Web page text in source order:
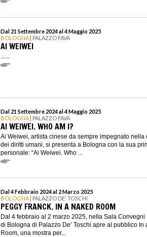
Dal 21 Settembre 2024 al 4 Maggio 2025
BOLOGNA | PALAZZO FAVA
AI WEIWEI
......
Dal 21 Settembre 2024 al 4 Maggio 2025
BOLOGNA | PALAZZO FAVA
AI WEIWEI. WHO AM I?
Ai Weiwei, artista cinese da sempre impegnato nella
dei diritti umani, si presenta a Bologna con la sua
personale: “Ai Weiwei. Who ...
Dal 4 Febbraio 2024 al 2 Marzo 2025
BOLOGNA | PALAZZO DE' TOSCHI
PEGGY FRANCK. IN A NAKED ROOM
Dal 4 febbraio al 2 marzo 2025, nella Sala Convegni
di Bologna di Palazzo De’ Toschi apre al pubblico In
Room, una mostra per...